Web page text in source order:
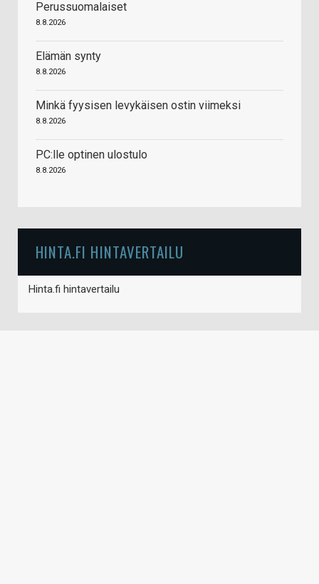
Perussuomalaiset
8.8.2026
Elämän synty
8.8.2026
Minkä fyysisen levykäisen ostin viimeksi
8.8.2026
PC:lle optinen ulostulo
8.8.2026
HINTA.FI HINTAVERTAILU
Hinta.fi hintavertailu